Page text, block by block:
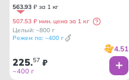
563.93 ₽ за 1 кг
507.53 ₽ мин. цена за 1 кг
Целый: ~800 г
Режем по: ~400 г
4.51
225.57 ₽
~400 г